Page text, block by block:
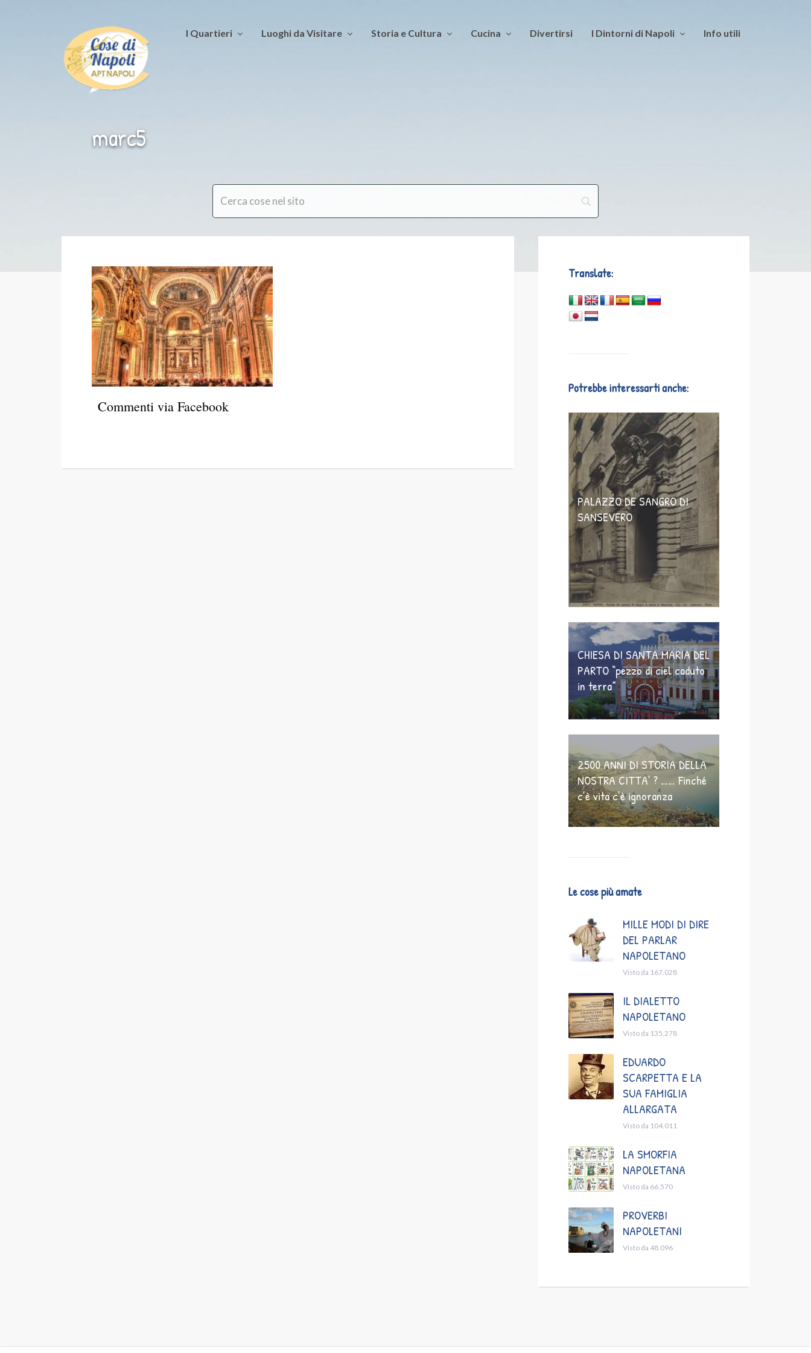
I Quartieri Luoghi da Visitare Storia e Cultura Cucina Divertirsi I Dintorni di Napoli Info utili
marc5
Commenti via Facebook
Translate:
Potrebbe interessarti anche:
PALAZZO DE SANGRO DI
SANSEVERO
CHIESA DI SANTA MARIA DEL
PARTO “pezzo di ciel caduto
in terra”
2500 ANNI DI STORIA DELLA
NOSTRA CITTA’ ? …… Finché
c’è vita c’è ignoranza
Le cose più amate
MILLE MODI DI DIRE
DEL PARLAR
NAPOLETANO
Visto da 167.028
IL DIALETTO
NAPOLETANO
Visto da 135.278
EDUARDO
SCARPETTA E LA
SUA FAMIGLIA
ALLARGATA
Visto da 104.011
LA SMORFIA
NAPOLETANA
Visto da 66.570
PROVERBI
NAPOLETANI
Visto da 48.096